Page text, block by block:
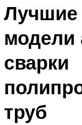
модели
сварки
труб